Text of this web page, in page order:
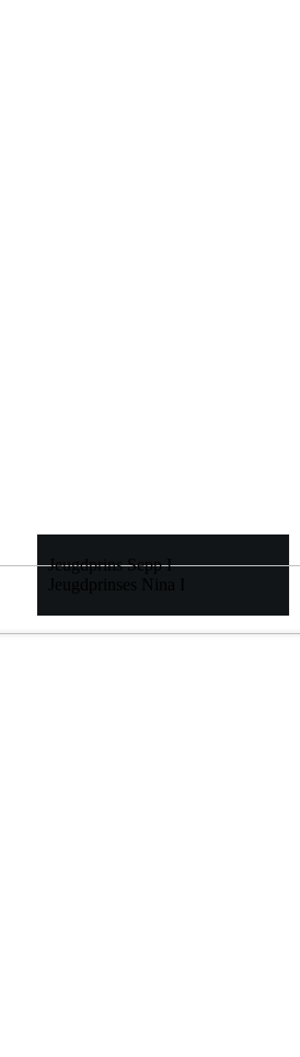
Jeugdprins Sepp I
Jeugdprinses Nina I